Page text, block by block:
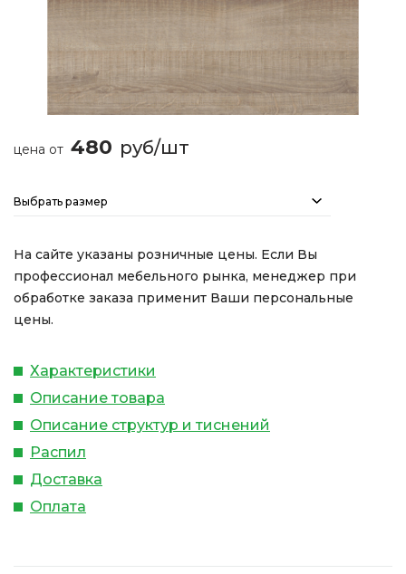
цена от 480 руб/шт
Выбрать размер
На сайте указаны розничные цены. Если Вы
профессионал мебельного рынка, менеджер при
обработке заказа применит Ваши персональные
цены.
Характеристики
Описание товара
Описание структур и тиснений
Распил
Доставка
Оплата